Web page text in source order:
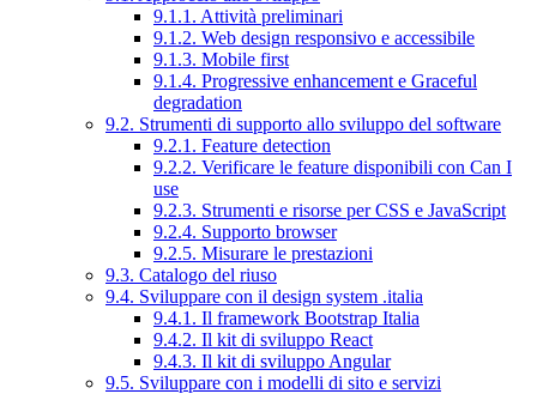
9.1.1. Attività preliminari
9.1.2. Web design responsivo e accessibile
9.1.3. Mobile first
9.1.4. Progressive enhancement e Graceful
degradation
9.2. Strumenti di supporto allo sviluppo del software
9.2.1. Feature detection
9.2.2. Verificare le feature disponibili con Can I
use
9.2.3. Strumenti e risorse per CSS e JavaScript
9.2.4. Supporto browser
9.2.5. Misurare le prestazioni
9.3. Catalogo del riuso
9.4. Sviluppare con il design system .italia
9.4.1. Il framework Bootstrap Italia
9.4.2. Il kit di sviluppo React
9.4.3. Il kit di sviluppo Angular
9.5. Sviluppare con i modelli di sito e servizi